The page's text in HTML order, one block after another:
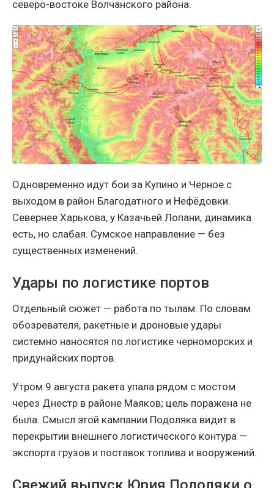
северо-востоке Волчанского района.
Одновременно идут бои за Купино и Чёрное с
выходом в район Благодатного и Нефёдовки.
Севернее Харькова, у Казачьей Лопани, динамика
есть, но слабая. Сумское направление — без
существенных изменений.
Удары по логистике портов
Отдельный сюжет — работа по тылам. По словам
обозревателя, ракетные и дроновые удары
системно наносятся по логистике черноморских и
придунайских портов.
Утром 9 августа ракета упала рядом с мостом
через Днестр в районе Маяков; цель поражена не
была. Смысл этой кампании Подоляка видит в
перекрытии внешнего логистического контура —
экспорта грузов и поставок топлива и вооружений.